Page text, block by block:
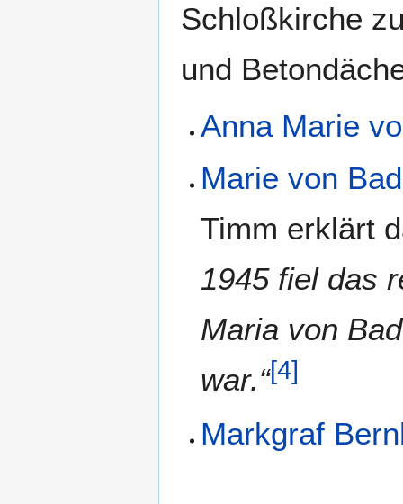
Schloßkirche
und
Anna Marie
Marie von
Timm erklärt
1945 fiel das
Maria von
war.“[4]
Markgraf